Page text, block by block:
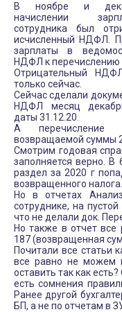
В ноябре и
начислении
сотрудника был
исчисленный НДФЛ.
зарплаты в
НДФЛ к перечислению
Отрицательный
только сейчас.
Сейчас сделали
НДФЛ месяц
даты 31.12.20.
А перечисление
возвращаемой суммы
Смотрим годовая
заполняется верно.
раздел за 2020 г
возвращенного налога.
Но в отчетах
сотруднике, на
что не делали док.
Но также в отчет все
187 (возвращенная
Почитали все статьи
все равно не можем
оставить так как
есть сомнения
Ранее другой
БП, а не по отчетам в